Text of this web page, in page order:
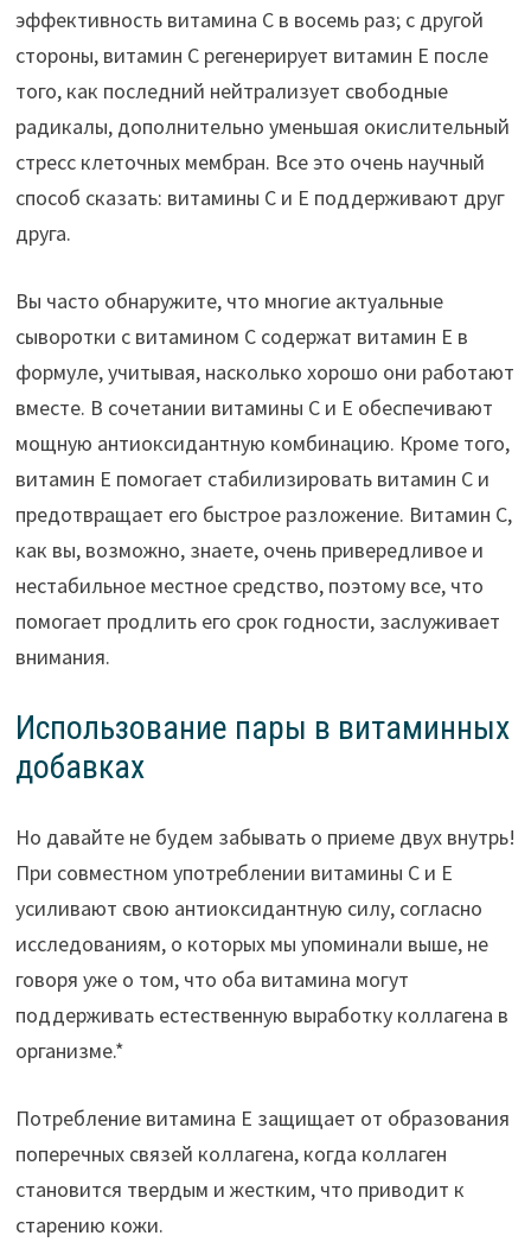
эффективность витамина С в восемь раз; с другой
стороны, витамин С регенерирует витамин Е после
того, как последний нейтрализует свободные
радикалы, дополнительно уменьшая окислительный
стресс клеточных мембран. Все это очень научный
способ сказать: витамины С и Е поддерживают друг
друга.
Вы часто обнаружите, что многие актуальные
сыворотки с витамином С содержат витамин Е в
формуле, учитывая, насколько хорошо они работают
вместе. В сочетании витамины С и Е обеспечивают
мощную антиоксидантную комбинацию. Кроме того,
витамин Е помогает стабилизировать витамин С и
предотвращает его быстрое разложение. Витамин С,
как вы, возможно, знаете, очень привередливое и
нестабильное местное средство, поэтому все, что
помогает продлить его срок годности, заслуживает
внимания.
Использование пары в витаминных
добавках
Но давайте не будем забывать о приеме двух внутрь!
При совместном употреблении витамины С и Е
усиливают свою антиоксидантную силу, согласно
исследованиям, о которых мы упоминали выше, не
говоря уже о том, что оба витамина могут
поддерживать естественную выработку коллагена в
организме.*
Потребление витамина Е защищает от образования
поперечных связей коллагена, когда коллаген
становится твердым и жестким, что приводит к
старению кожи.